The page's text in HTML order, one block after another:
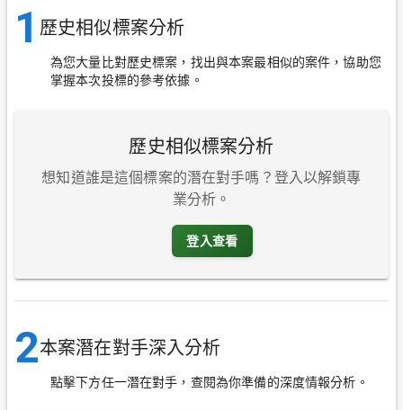
1 歷史相似標案分析
為您大量比對歷史標案，找出與本案最相似的案件，協助您
掌握本次投標的參考依據。
歷史相似標案分析
想知道誰是這個標案的潛在對手嗎？登入以解鎖專
業分析。
登入查看
2本案潛在對手深入分析
點擊下方任一潛在對手，查閱為你準備的深度情報分析。